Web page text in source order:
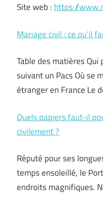
Site web : https://
Mariage civil : ce qu’il
Table des matières
suivant un Pacs Où se
étranger en France Le
Quels papiers faut-il
civilement ?
Réputé pour ses
temps ensoleillé, le
endroits magnifiques.